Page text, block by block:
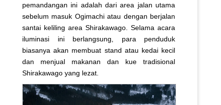
pemandangan ini adalah dari area jalan utama
sebelum masuk Ogimachi atau dengan berjalan
santai keliling area Shirakawago. Selama acara
iluminasi ini berlangsung, para penduduk
biasanya akan membuat stand atau kedai kecil
dan menjual makanan dan kue tradisional
Shirakawago yang lezat.